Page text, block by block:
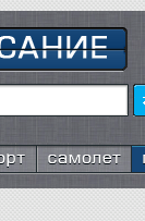
Самолёт